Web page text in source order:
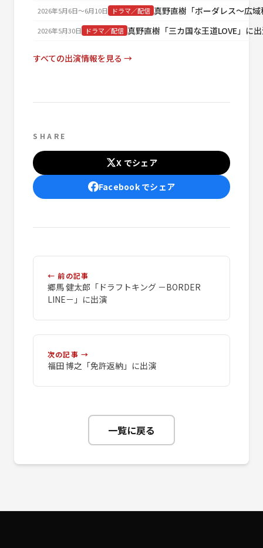
2026年5月6日〜6月10日 ドラマ／配信 真野直樹「ボーダレス～広
2026年5月30日 ドラマ／配信 真野直樹「三カ国な王道LOVE」に
すべての出演情報を見る →
SHARE
X でシェア
Facebook でシェア
← 前の記事
郷馬 健太郎「ドラフトキング －BORDER
LINE－」に出演
次の記事 →
福田 博之「免許返納」に出演
一覧に戻る